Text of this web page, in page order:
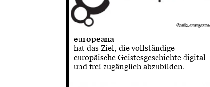
Grafik: europeana
Grafik: europeana
europeana
hat das Ziel, die vollständige
europäische Geistesgeschichte digital
und frei zugänglich abzubilden.